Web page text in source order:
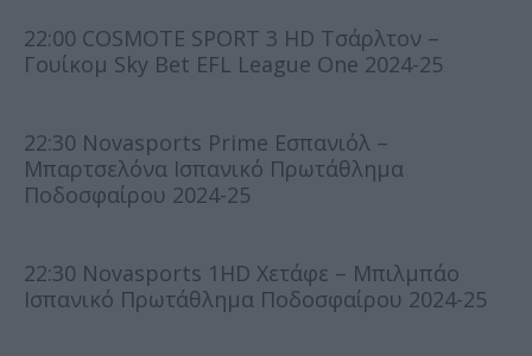
22:00 COSMOTE SPORT 3 HD Τσάρλτον –
Γουίκομ Sky Bet EFL League One 2024-25
22:30 Novasports Prime Εσπανιόλ –
Μπαρτσελόνα Ισπανικό Πρωτάθλημα
Ποδοσφαίρου 2024-25
22:30 Novasports 1HD Χετάφε – Μπιλμπάο
Ισπανικό Πρωτάθλημα Ποδοσφαίρου 2024-25